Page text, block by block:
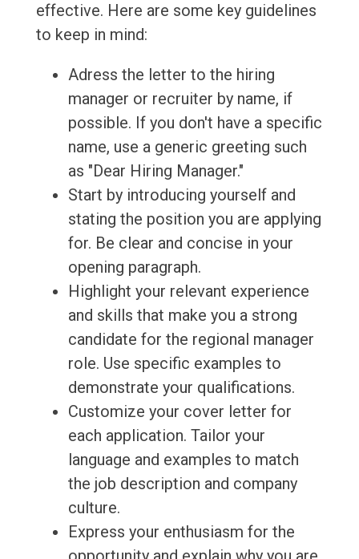
effective. Here are some key guidelines
to keep in mind:
Adress the letter to the hiring
manager or recruiter by name, if
possible. If you don't have a specific
name, use a generic greeting such
as "Dear Hiring Manager."
Start by introducing yourself and
stating the position you are applying
for. Be clear and concise in your
opening paragraph.
Highlight your relevant experience
and skills that make you a strong
candidate for the regional manager
role. Use specific examples to
demonstrate your qualifications.
Customize your cover letter for
each application. Tailor your
language and examples to match
the job description and company
culture.
Express your enthusiasm for the